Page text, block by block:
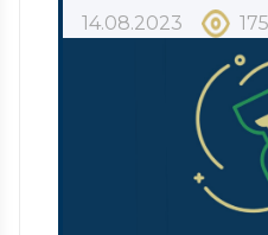
14.08.2023